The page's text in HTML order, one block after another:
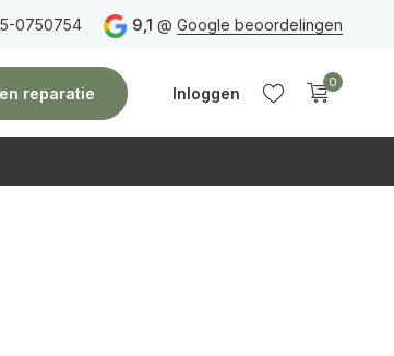
vanaf 150 euro Vóór 14:00 uur besteld,
0750754 9,1 @ Google beoordelingen
reparatie Inloggen
0